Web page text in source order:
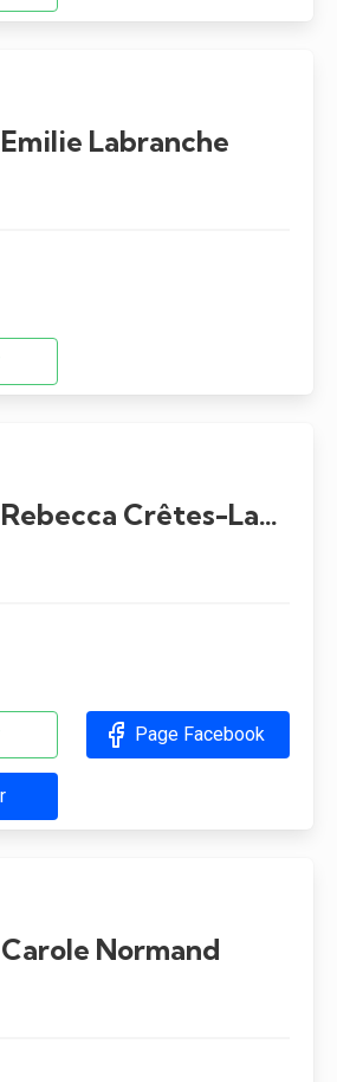
Emilie Labranche
Rebecca Crêtes-Latourelle
Page Facebook
Carole Normand